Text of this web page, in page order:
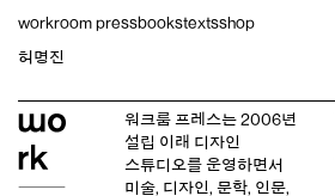
content
workroom pressbookstextsshop
허명진
워크룸 프레스는 2006년
설립 이래 디자인
스튜디오를 운영하면서
미술, 디자인, 문학, 인문,